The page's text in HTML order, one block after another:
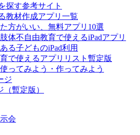
探す参考サイト
教材作成アプリ一覧
方がいい、無料アプリ10選
肢体不自由教育で使えるiPadアプリ
る子どものiPad利用
で使えるアプリリスト暫定版
ってみよう・作ってみよう
ジ
暫定版）
会